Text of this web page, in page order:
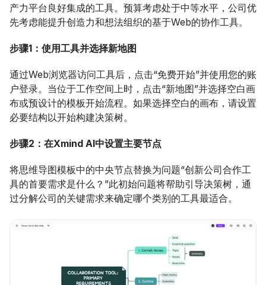
产力平台良好集成的工具。预算考虑处于中等水平，公司优
先考虑能提升创造力和想法组织的基于Web的协作工具。
步骤1：使用工具并选择新地图
通过Web浏览器访问工具后，点击“免费开始”并使用您的账
户登录。当位于工作空间上时，点击“新地图”并选择空白画
布或预设计的模板开始流程。如果选择空白的画布，请设置
必要结构以开始构建决策树。
步骤2：在Xmind AI中设置主要节点
将思维导图模板中的中央节点替换为问题“创新公司合作工
具的首要需求是什么？”此初始问题将帮助引导决策树，通
过分解公司的关键需求来确定哪个类别的工具最适合。